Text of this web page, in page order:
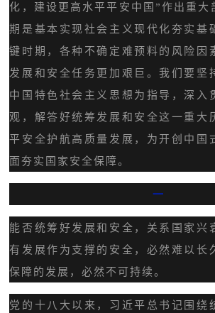
化，建设更高水平平安中国”作出重大
期是基本实现社会主义现代化夯实基
键时期，各种不确定难预料的风险因
发展和安全任务更加艰巨。我们要坚
中国特色社会主义思想为指导，深入
观，解答好统筹发展和安全这一重大
平安全护航高质量发展，为开创中国
面夯实国家安全保障。
一
能否统筹好发展和安全，关系国家兴
有发展作为支撑的安全，必然难以长
保障的发展，必然不可持续。
党的十八大以来，习近平总书记围绕